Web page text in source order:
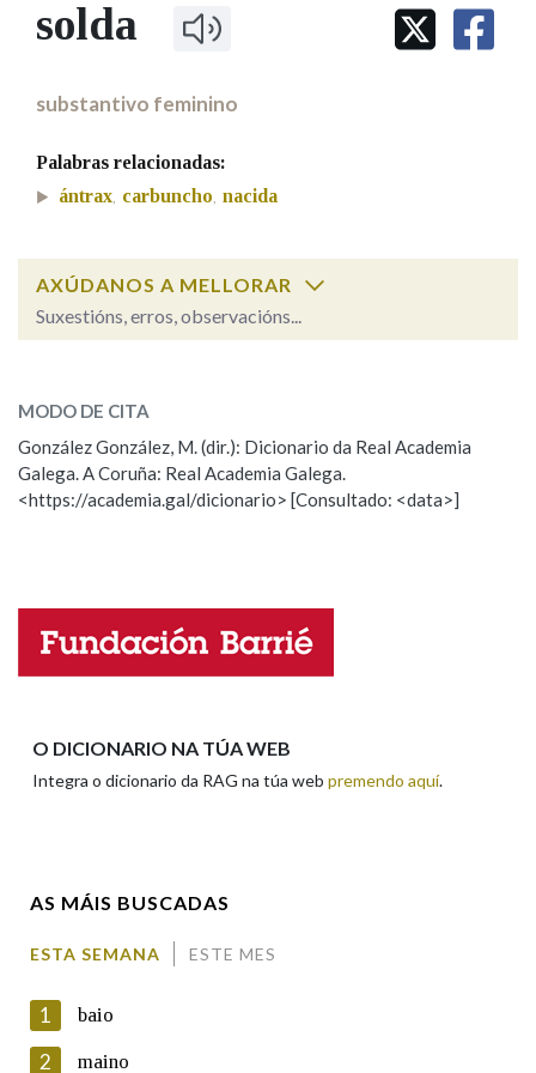
IDENTIDADE CORPORATIVA
MARCIAL DEL ADALID
FIGURAS HOMENAXEADAS
Facebook
TwitterYoutubeInstagram
Bluesky
BUSCAR NOS LEMAS
Remata por
Contén
Nas definicións
Nos exemplos
Marcas gramaticais
LIMPAR
solda
substantivo feminino
Palabras relacionadas:
ántrax, carbuncho, nacida
AXÚDANOS A MELLORAR
Suxestións, erros, observacións...
solda (veterinaria)
solda (planta)
ESCOLLE UNHA OPCIÓN:
Propoño mellorar a definición
Falta unha voz
Comentario
MODO DE CITA
González González, M. (dir.): Dicionario da Real Academia
Galega. A Coruña: Real Academia Galega.
<https://academia.gal/dicionario> [Consultado: <data>]
O DICIONARIO NA TÚA WEB
Integra o dicionario da RAG na túa web premendo aquí.
AS MÁIS BUSCADAS
ESTA SEMANA ESTE MES
1 baio
2 maino